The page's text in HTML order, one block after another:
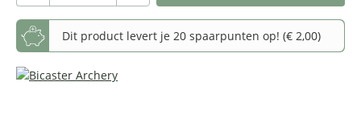
Dit product levert je 20 spaarpunten op! (€ 2,00)